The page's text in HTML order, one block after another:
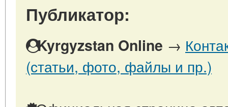
Публикатор:
Kyrgyzstan Online →
(статьи, фото, файлы и пр.)